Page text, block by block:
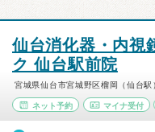
仙台消化器・内視
ク 仙台駅前院
宮城県仙台市宮城野区榴岡（仙台駅
ネット予約 マイナ受付